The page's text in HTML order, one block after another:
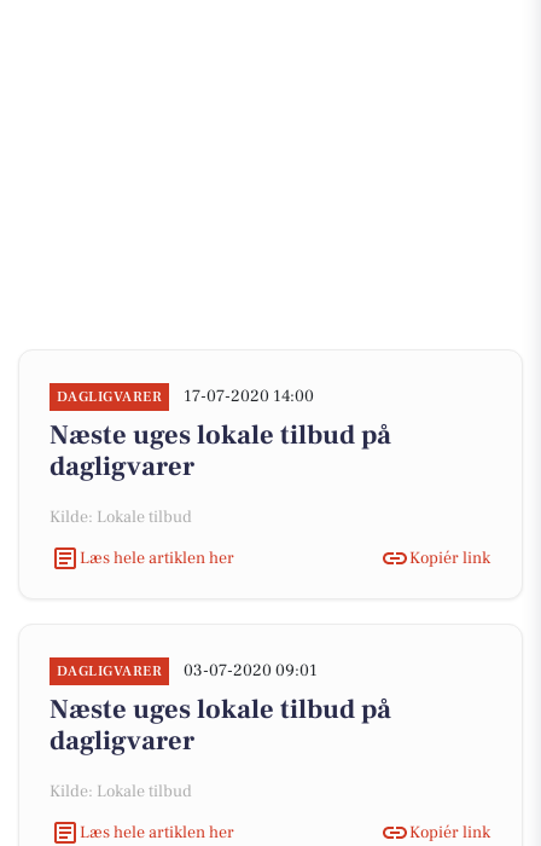
DAGLIGVARER 17-07-2020 14:00
Næste uges lokale tilbud på
dagligvarer
Kilde: Lokale tilbud
Læs hele artiklen her
Kopiér link
DAGLIGVARER 03-07-2020 09:01
Næste uges lokale tilbud på
dagligvarer
Kilde: Lokale tilbud
Læs hele artiklen her
Kopiér link